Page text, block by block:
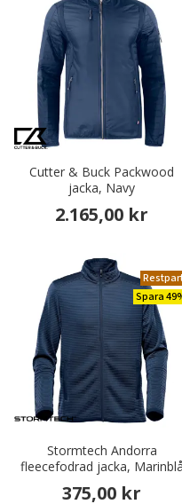
Cutter & Buck Packwood
jacka, Navy
2.165,00 kr
Spara
Stormtech Andorra
fleecefodrad jacka, Marinblå
375,00 kr